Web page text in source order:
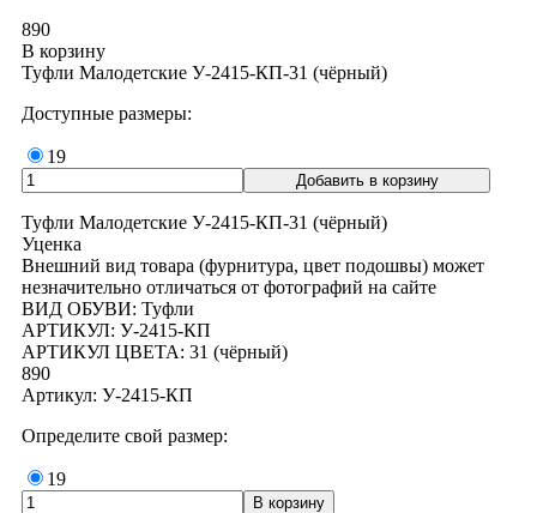
890
В корзину
Туфли Малодетские У-2415-КП-31 (чёрный)
Доступные размеры:
19
Туфли Малодетские У-2415-КП-31 (чёрный)
Уценка
Внешний вид товара (фурнитура, цвет подошвы) может
незначительно отличаться от фотографий на сайте
ВИД ОБУВИ: Туфли
АРТИКУЛ: У-2415-КП
АРТИКУЛ ЦВЕТА: 31 (чёрный)
890
Артикул: У-2415-КП
Определите свой размер:
19